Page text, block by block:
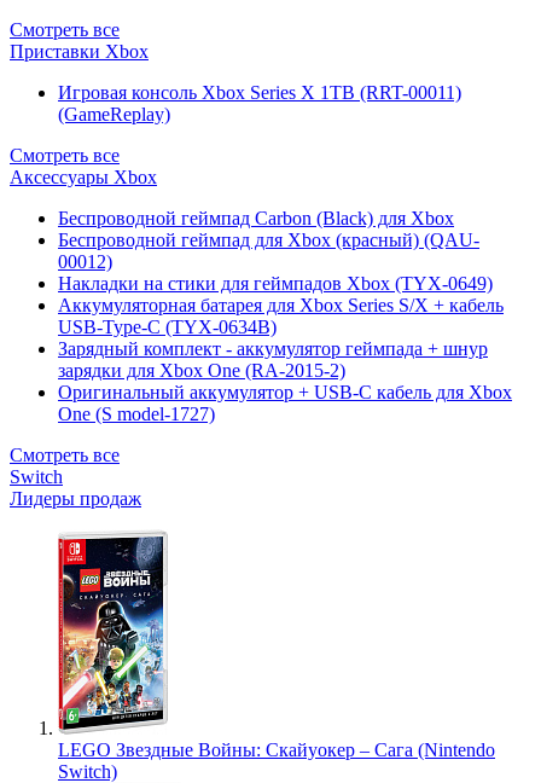
Смотреть все
Приставки Xbox
Игровая консоль Xbox Series X 1TB (RRT-00011)
(GameReplay)
Смотреть все
Аксессуары Xbox
Беспроводной геймпад Carbon (Black) для Xbox
Беспроводной геймпад для Xbox (красный) (QAU-
00012)
Накладки на стики для геймпадов Xbox (TYX-0649)
Аккумуляторная батарея для Xbox Series S/X + кабель
USB-Type-C (TYX-0634B)
Зарядный комплект - аккумулятор геймпада + шнур
зарядки для Xbox One (RA-2015-2)
Оригинальный аккумулятор + USB-C кабель для Xbox
One (S model-1727)
Смотреть все
Switch
Лидеры продаж
LEGO Звездные Войны: Скайуокер – Сага (Nintendo
Switch)